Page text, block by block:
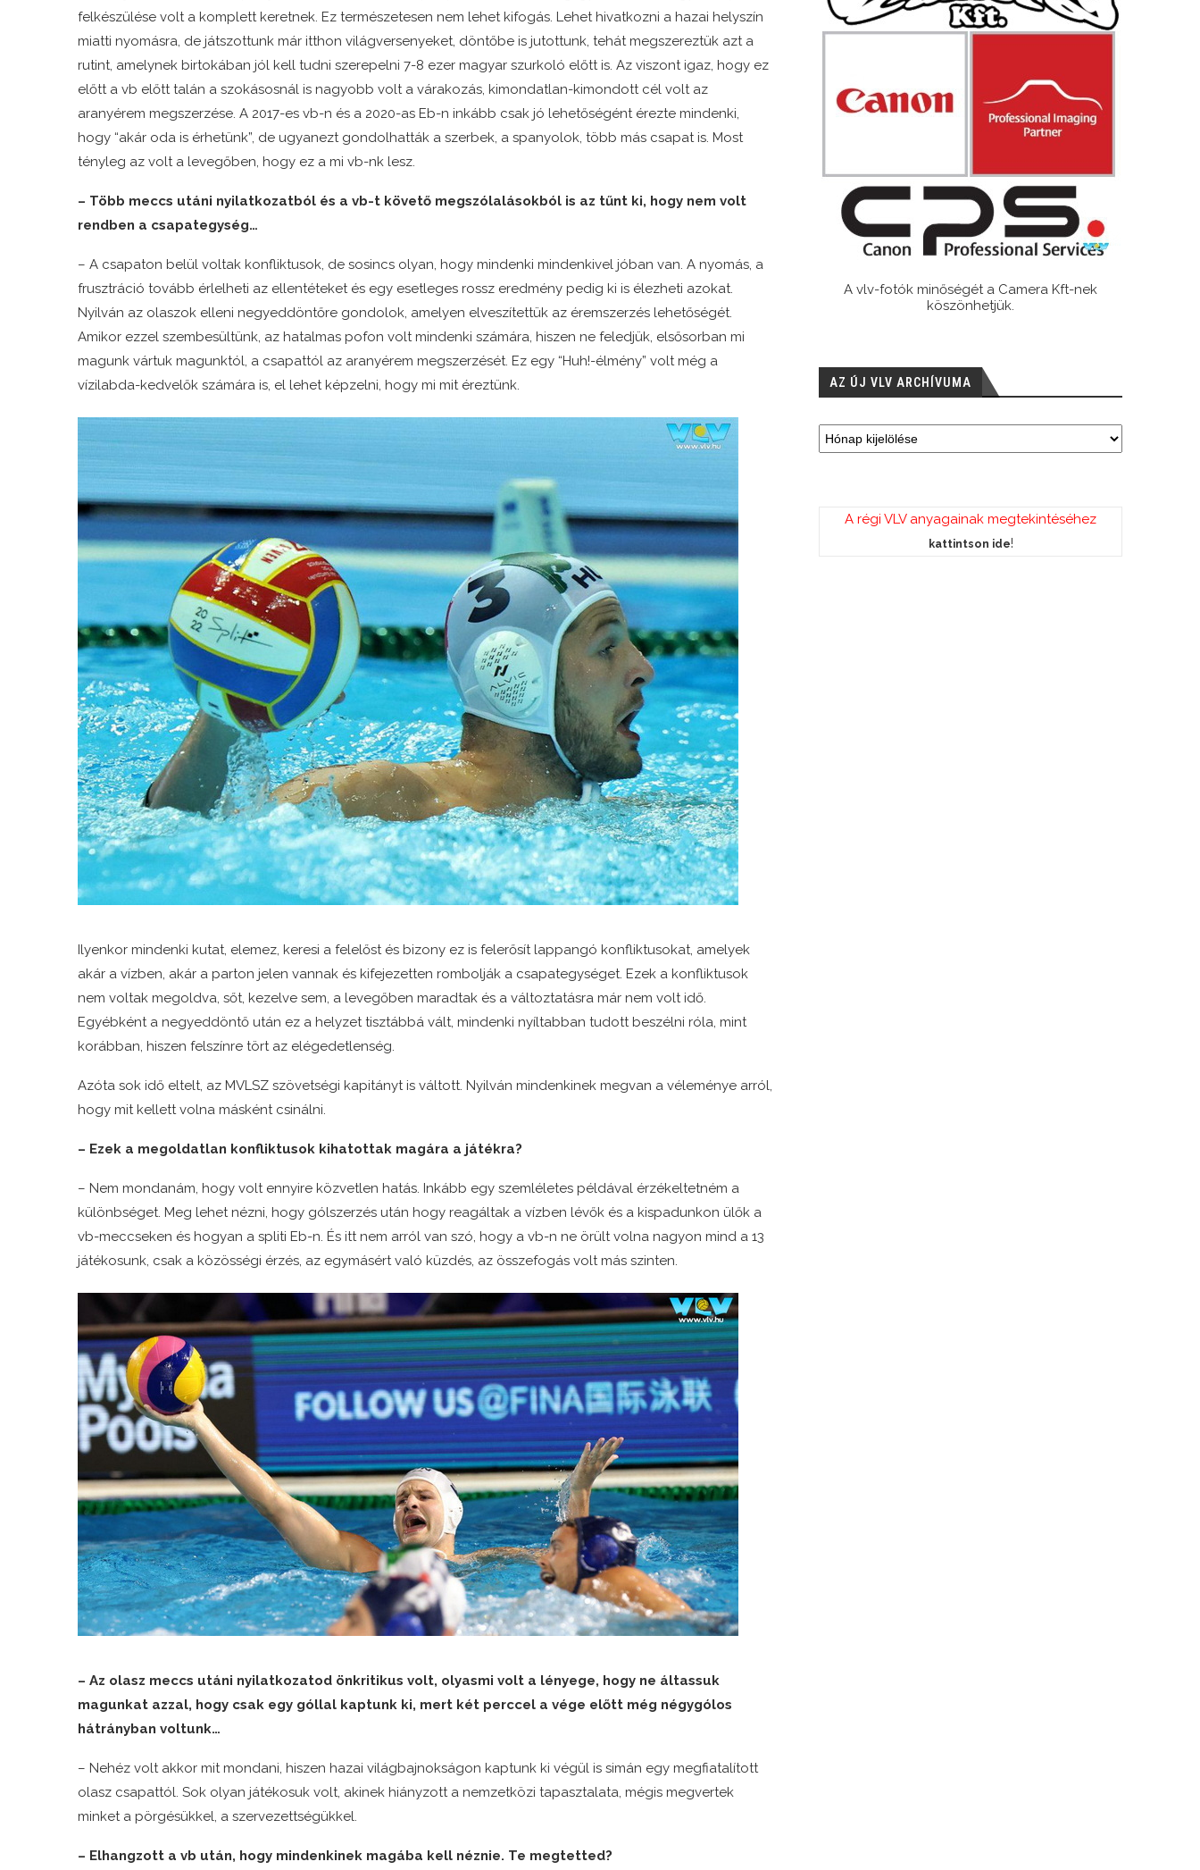
felkészülése volt a komplett keretnek. Ez természetesen nem lehet kifogás. Lehet hivatkozni a hazai helyszín
miatti nyomásra, de játszottunk már itthon világversenyeket, döntőbe is jutottunk, tehát megszereztük azt a
rutint, amelynek birtokában jól kell tudni szerepelni 7-8 ezer magyar szurkoló előtt is. Az viszont igaz, hogy ez
előtt a vb előtt talán a szokásosnál is nagyobb volt a várakozás, kimondatlan-kimondott cél volt az
aranyérem megszerzése. A 2017-es vb-n és a 2020-as Eb-n inkább csak jó lehetőségént érezte mindenki,
hogy “akár oda is érhetünk”, de ugyanezt gondolhatták a szerbek, a spanyolok, több más csapat is. Most
tényleg az volt a levegőben, hogy ez a mi vb-nk lesz.
– Több meccs utáni nyilatkozatból és a vb-t követő megszólalásokból is az tűnt ki, hogy nem volt
rendben a csapategység…
– A csapaton belül voltak konfliktusok, de sosincs olyan, hogy mindenki mindenkivel jóban van. A nyomás, a
frusztráció tovább érlelheti az ellentéteket és egy esetleges rossz eredmény pedig ki is élezheti azokat.
Nyilván az olaszok elleni negyeddöntőre gondolok, amelyen elveszítettük az éremszerzés lehetőségét.
Amikor ezzel szembesültünk, az hatalmas pofon volt mindenki számára, hiszen ne feledjük, elsősorban mi
magunk vártuk magunktól, a csapattól az aranyérem megszerzését. Ez egy “Huh!-élmény” volt még a
vízilabda-kedvelők számára is, el lehet képzelni, hogy mi mit éreztünk.
Ilyenkor mindenki kutat, elemez, keresi a felelőst és bizony ez is felerősít lappangó konfliktusokat, amelyek
akár a vízben, akár a parton jelen vannak és kifejezetten rombolják a csapategységet. Ezek a konfliktusok
nem voltak megoldva, sőt, kezelve sem, a levegőben maradtak és a változtatásra már nem volt idő.
Egyébként a negyeddöntő után ez a helyzet tisztábbá vált, mindenki nyíltabban tudott beszélni róla, mint
korábban, hiszen felszínre tört az elégedetlenség.
Azóta sok idő eltelt, az MVLSZ szövetségi kapitányt is váltott. Nyilván mindenkinek megvan a véleménye arról,
hogy mit kellett volna másként csinálni.
– Ezek a megoldatlan konfliktusok kihatottak magára a játékra?
– Nem mondanám, hogy volt ennyire közvetlen hatás. Inkább egy szemléletes példával érzékeltetném a
különbséget. Meg lehet nézni, hogy gólszerzés után hogy reagáltak a vízben lévők és a kispadunkon ülők a
vb-meccseken és hogyan a spliti Eb-n. És itt nem arról van szó, hogy a vb-n ne örült volna nagyon mind a 13
játékosunk, csak a közösségi érzés, az egymásért való küzdés, az összefogás volt más szinten.
– Az olasz meccs utáni nyilatkozatod önkritikus volt, olyasmi volt a lényege, hogy ne áltassuk
magunkat azzal, hogy csak egy góllal kaptunk ki, mert két perccel a vége előtt még négygólos
hátrányban voltunk…
– Nehéz volt akkor mit mondani, hiszen hazai világbajnokságon kaptunk ki végül is simán egy megfiatalított
olasz csapattól. Sok olyan játékosuk volt, akinek hiányzott a nemzetközi tapasztalata, mégis megvertek
minket a pörgésükkel, a szervezettségükkel.
– Elhangzott a vb után, hogy mindenkinek magába kell néznie. Te megtetted?
A vlv-fotók minőségét a Camera Kft-nek
köszönhetjük.
AZ ÚJ VLV ARCHÍVUMA
A régi VLV anyagainak megtekintéséhez
kattintson ide!